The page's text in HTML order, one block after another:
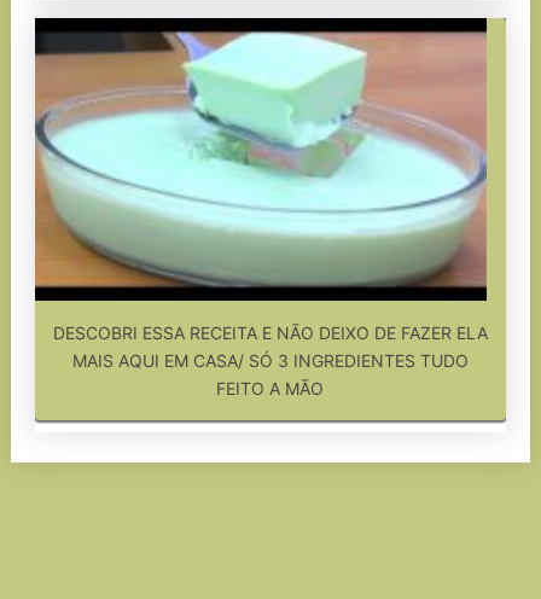
DESCOBRI ESSA RECEITA E NÃO DEIXO DE FAZER ELA
MAIS AQUI EM CASA/ SÓ 3 INGREDIENTES TUDO
FEITO A MÃO